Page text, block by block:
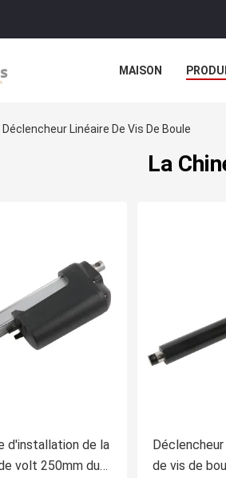
MAISON
Déclencheur Linéaire De Vis De Boule
La
d'installation de la
volt 250mm du
de vis de